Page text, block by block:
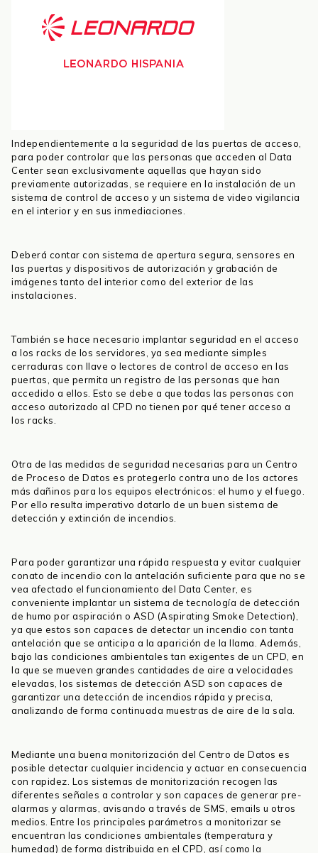
Independientemente a la seguridad de las puertas de acceso,
para poder controlar que las personas que acceden al Data
Center sean exclusivamente aquellas que hayan sido
previamente autorizadas, se requiere en la instalación de un
sistema de control de acceso y un sistema de video vigilancia
en el interior y en sus inmediaciones.
Deberá contar con sistema de apertura segura, sensores en
las puertas y dispositivos de autorización y grabación de
imágenes tanto del interior como del exterior de las
instalaciones.
También se hace necesario implantar seguridad en el acceso
a los racks de los servidores, ya sea mediante simples
cerraduras con llave o lectores de control de acceso en las
puertas, que permita un registro de las personas que han
accedido a ellos. Esto se debe a que todas las personas con
acceso autorizado al CPD no tienen por qué tener acceso a
los racks.
Otra de las medidas de seguridad necesarias para un Centro
de Proceso de Datos es protegerlo contra uno de los actores
más dañinos para los equipos electrónicos: el humo y el fuego.
Por ello resulta imperativo dotarlo de un buen sistema de
detección y extinción de incendios.
Para poder garantizar una rápida respuesta y evitar cualquier
conato de incendio con la antelación suficiente para que no se
vea afectado el funcionamiento del Data Center, es
conveniente implantar un sistema de tecnología de detección
de humo por aspiración o ASD (Aspirating Smoke Detection),
ya que estos son capaces de detectar un incendio con tanta
antelación que se anticipa a la aparición de la llama. Además,
bajo las condiciones ambientales tan exigentes de un CPD, en
la que se mueven grandes cantidades de aire a velocidades
elevadas, los sistemas de detección ASD son capaces de
garantizar una detección de incendios rápida y precisa,
analizando de forma continuada muestras de aire de la sala.
Mediante una buena monitorización del Centro de Datos es
posible detectar cualquier incidencia y actuar en consecuencia
con rapidez. Los sistemas de monitorización recogen las
diferentes señales a controlar y son capaces de generar pre-
alarmas y alarmas, avisando a través de SMS, emails u otros
medios. Entre los principales parámetros a monitorizar se
encuentran las condiciones ambientales (temperatura y
humedad) de forma distribuida en el CPD, así como la